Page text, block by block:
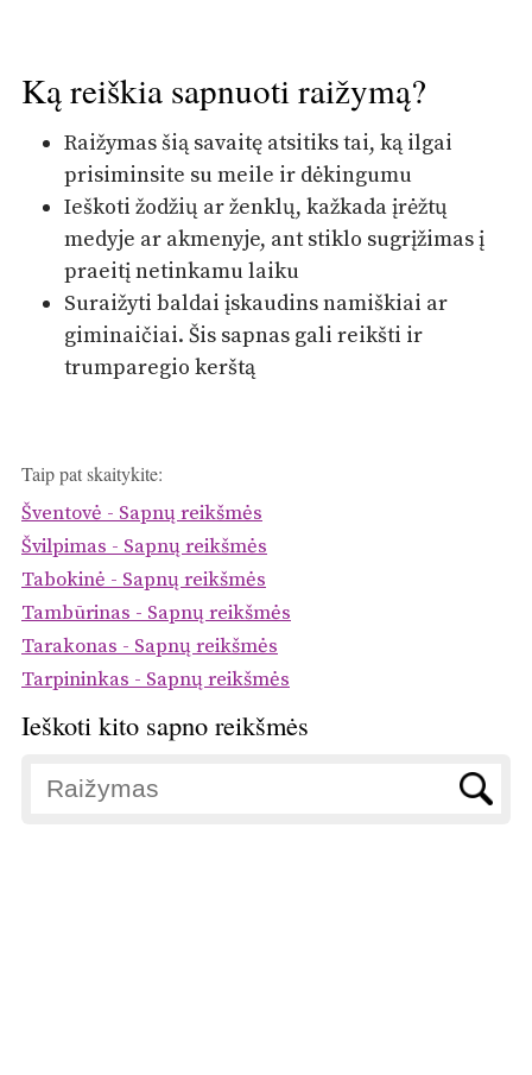
Ką reiškia sapnuoti raižymą?
Raižymas šią savaitę atsitiks tai, ką ilgai
prisiminsite su meile ir dėkingumu
Ieškoti žodžių ar ženklų, kažkada įrėžtų
medyje ar akmenyje, ant stiklo sugrįžimas į
praeitį netinkamu laiku
Suraižyti baldai įskaudins namiškiai ar
giminaičiai. Šis sapnas gali reikšti ir
trumparegio kerštą
Taip pat skaitykite:
Šventovė - Sapnų reikšmės
Švilpimas - Sapnų reikšmės
Tabokinė - Sapnų reikšmės
Tambūrinas - Sapnų reikšmės
Tarakonas - Sapnų reikšmės
Tarpininkas - Sapnų reikšmės
Ieškoti kito sapno reikšmės